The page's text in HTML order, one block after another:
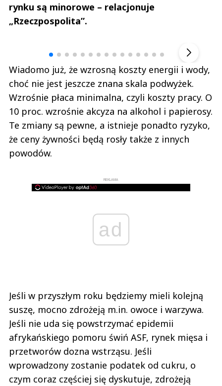
rynku są minorowe – relacjonuje
„Rzeczpospolita”.
Wiadomo już, że wzrosną koszty energii i wody,
choć nie jest jeszcze znana skala podwyżek.
Wzrośnie płaca minimalna, czyli koszty pracy. O
10 proc. wzrośnie akcyza na alkohol i papierosy.
Te zmiany są pewne, a istnieje ponadto ryzyko,
że ceny żywności będą rosły także z innych
powodów.
REKLAMA
ad
Jeśli w przyszłym roku będziemy mieli kolejną
suszę, mocno zdrożeją m.in. owoce i warzywa.
Jeśli nie uda się powstrzymać epidemii
afrykańskiego pomoru świń ASF, rynek mięsa i
przetworów dozna wstrząsu. Jeśli
wprowadzony zostanie podatek od cukru, o
czym coraz częściej się dyskutuje, zdrożeją